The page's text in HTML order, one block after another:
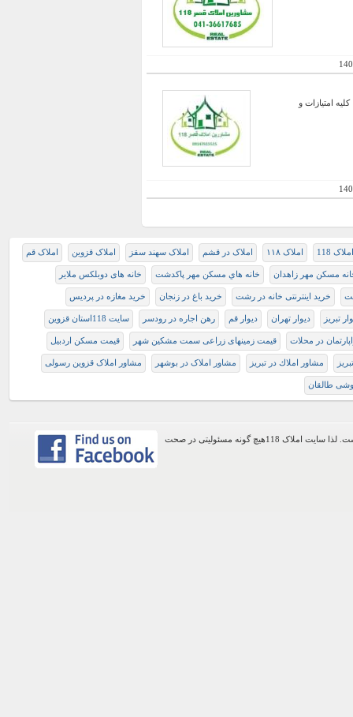
امتیازات و
املاک 118 املاک ۱۱۸ املاک در قشم املاک سهند سقز املاک قزوین املاک قم
مسکن مهر زاهدان خانه هاي مسكن مهر پاكدشت خانه های دوبلکس ملایر
خرید اینترنتی خانه در رشت خرید باغ در زنجان خرید مغازه در پردیس
تبریز دیوار تهران دیوار قم رهن اجاره در رودسر سایت 118استان قزوین
در محلات قیمت زمینهای زراعی سمت مشکین شهر قیمت مسکن اردبیل
مشاور املاك در تبريز مشاور املاک در بوشهر مشاور املاک قزوین رسولی
طالقان
اطلاعات موجود در این وب سایت از طریق کاربران عمومی سایت ثبت شده است. لذا سایت املاک 118هیچ گونه مسئولیتی در صحت